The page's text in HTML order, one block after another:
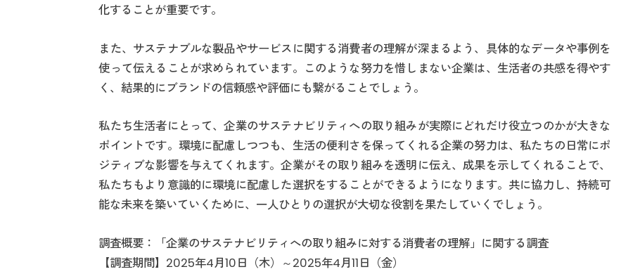
化することが重要です。
また、サステナブルな製品やサービスに関する消費者の理解が深まるよう、具体的なデータや事例を
使って伝えることが求められています。このような努力を惜しまない企業は、生活者の共感を得やす
く、結果的にブランドの信頼感や評価にも繋がることでしょう。
私たち生活者にとって、企業のサステナビリティへの取り組みが実際にどれだけ役立つのかが大きな
ポイントです。環境に配慮しつつも、生活の便利さを保ってくれる企業の努力は、私たちの日常にポ
ジティブな影響を与えてくれます。企業がその取り組みを透明に伝え、成果を示してくれることで、
私たちもより意識的に環境に配慮した選択をすることができるようになります。共に協力し、持続可
能な未来を築いていくために、一人ひとりの選択が大切な役割を果たしていくでしょう。
調査概要：「企業のサステナビリティへの取り組みに対する消費者の理解」に関する調査
【調査期間】2025年4月10日（木）～2025年4月11日（金）